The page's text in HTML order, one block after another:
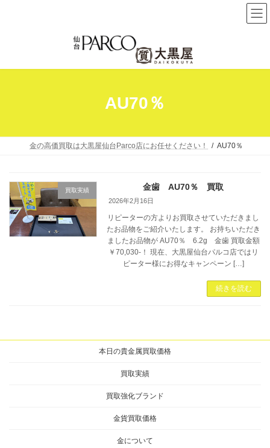
ン
テ
ン
ス
キ
ビ
ゲ
ー
ン
に
AU70％
金の高価買取は大黒屋仙台Parco店にお任せください！ AU70％
買取実績 金歯 AU70％ 買取
2026年2月16日
リピーターの方よりお買取させていただきまし
たお品物をご紹介いたします。 お持ちいただき
ましたお品物が AU70％ 6.2g 金歯 買取金額
￥70,030-！ 現在、大黒屋仙台パルコ店ではリ
ピーター様にお得なキャンペーン […]
続きを読む
本日の貴金属買取価格
買取実績
買取強化ブランド
金貨買取価格
金について